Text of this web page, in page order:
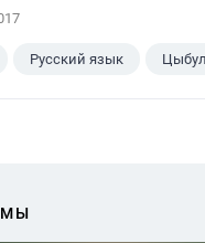
Русский язык